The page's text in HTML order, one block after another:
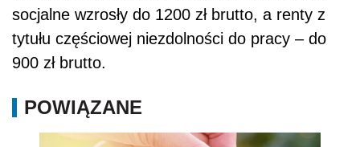
socjalne wzrosły do 1200 zł brutto, a renty z
tytułu częściowej niezdolności do pracy – do
900 zł brutto.
POWIĄZANE